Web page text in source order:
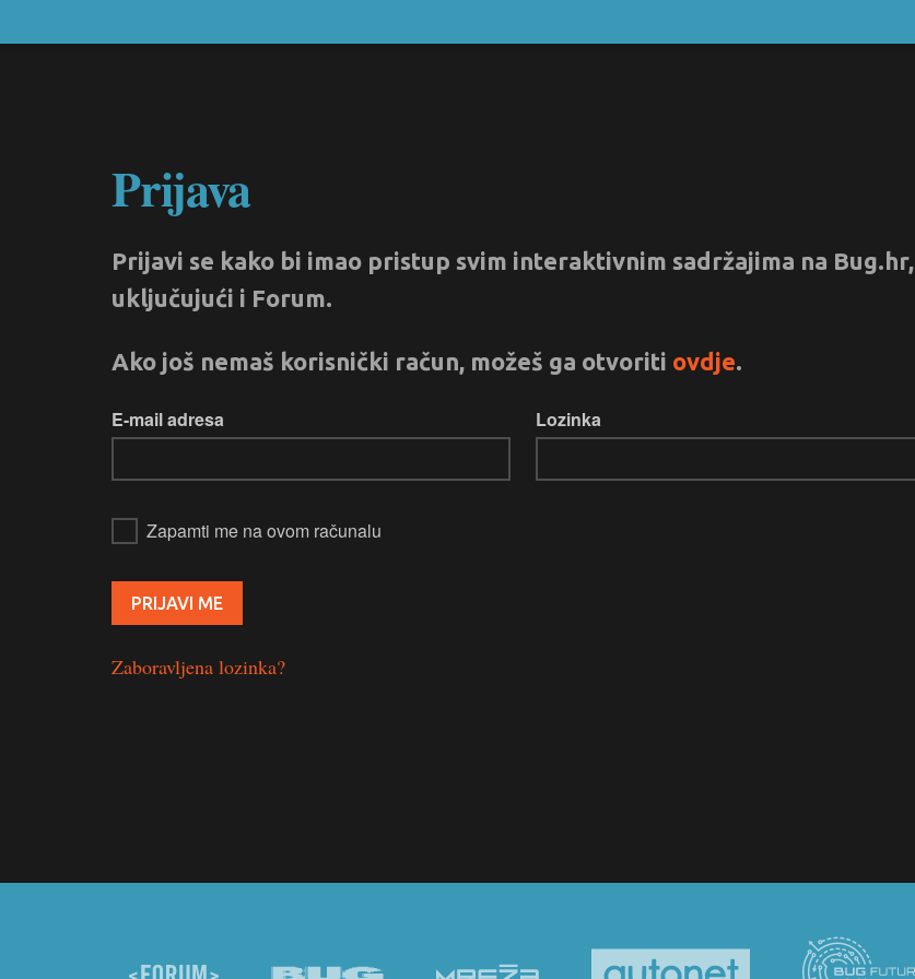
Prijava
Prijavi se kako bi imao pristup svim interaktivnim sadržajima na Bug.hr,
uključujući i Forum.
Ako još nemaš korisnički račun, možeš ga otvoriti ovdje.
E-mail adresa Lozinka
Zapamti me na ovom računalu
Zaboravljena lozinka?